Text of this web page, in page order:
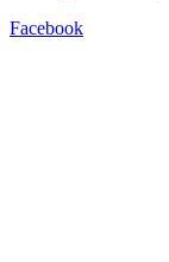
Facebook